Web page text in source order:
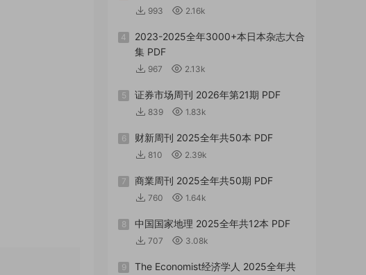
993 2.16k
4
2023-2025全年3000+本日本杂志大合
集 PDF
967 2.13k
5 证券市场周刊 2026年第21期 PDF
839 1.83k
6 财新周刊 2025全年共50本 PDF
810 2.39k
7 商業周刊 2025全年共50期 PDF
760 1.64k
8 中国国家地理 2025全年共12本 PDF
707 3.08k
9
The Economist经济学人 2025全年共